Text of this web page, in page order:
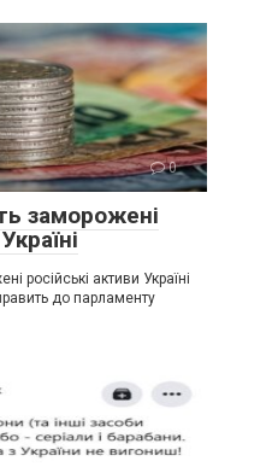
0
заморожені
російські активи Україні
до парламенту